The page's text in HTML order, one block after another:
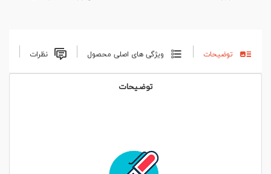
توضیحات ویژگی های اصلی محصول نظرات
توضیحات